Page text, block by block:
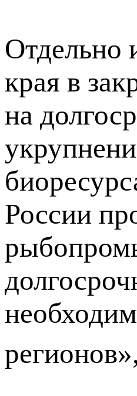
Отдельно
края в
на
России